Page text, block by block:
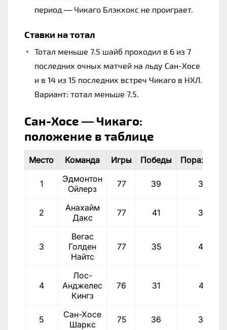
период — Чикаго Блэкхокс не проиграет.
Ставки на тотал
Тотал меньше 7.5 шайб проходил в 6 из 7
последних очных матчей на льду Сан-Хосе
и в 14 из 15 последних встреч Чикаго в НХЛ.
Вариант: тотал меньше 7.5.
Сан-Хосе — Чикаго:
положение в таблице
Место Команда Игры Победы Поражения
1
Эдмонтон
Ойлерз
77 39 38
2
Анахайм
Дакс
77 41 36
3
Вегас
Голден
Найтс
77 35 42
4
Лос-
Анджелес
Кингз
76 31 45
5
Сан-Хосе
Шаркс
75 36 39